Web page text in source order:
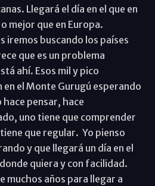
Llegará el día en el que en
mejor que en Europa.
iremos buscando los países
que es un problema
ahí. Esos mil y pico
en el Monte Gurugú esperando
pensar, hace
uno tiene que comprender
que regular. Yo pienso
y que llegará un día en el
quiera y con facilidad.
muchos años para llegar a